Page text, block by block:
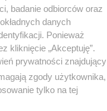
12
badanie odbiorców oraz
danych
Ponieważ
kliknięcie „Akceptuję”.
prywatności znajdujący
zgody użytkownika,
tylko na tej